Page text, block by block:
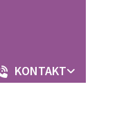
KONTAKT